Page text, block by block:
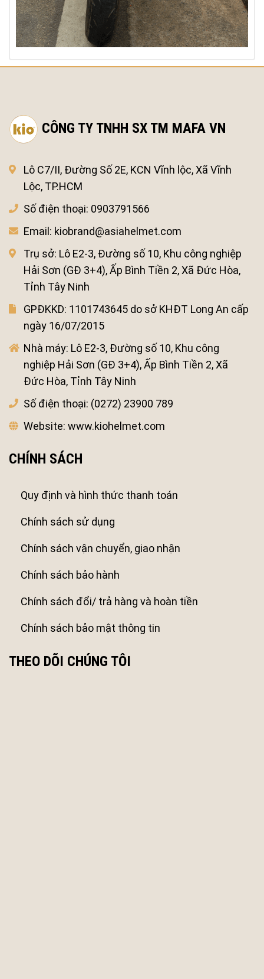
CÔNG TY TNHH SX TM MAFA VN
Lô C7/II, Đường Số 2E, KCN Vĩnh lộc, Xã Vĩnh
Lộc, TP.HCM
Số điện thoại: 0903791566
Email: kiobrand@asiahelmet.com
Trụ sở: Lô E2-3, Đường số 10, Khu công nghiệp
Hải Sơn (GĐ 3+4), Ấp Bình Tiền 2, Xã Đức Hòa,
Tỉnh Tây Ninh
GPĐKKD: 1101743645 do sở KHĐT Long An cấp
ngày 16/07/2015
Nhà máy: Lô E2-3, Đường số 10, Khu công
nghiệp Hải Sơn (GĐ 3+4), Ấp Bình Tiền 2, Xã
Đức Hòa, Tỉnh Tây Ninh
Số điện thoại: (0272) 23900 789
Website: www.kiohelmet.com
CHÍNH SÁCH
Quy định và hình thức thanh toán
Chính sách sử dụng
Chính sách vận chuyển, giao nhận
Chính sách bảo hành
Chính sách đổi/ trả hàng và hoàn tiền
Chính sách bảo mật thông tin
THEO DÕI CHÚNG TÔI